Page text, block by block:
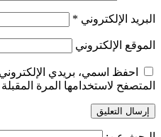
البريد الإلكتروني *
الموقع الإلكتروني
احفظ اسمي، بريدي
المتصفح لاستخدامها المرة